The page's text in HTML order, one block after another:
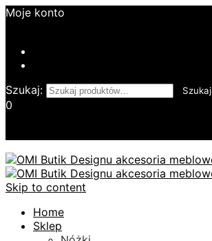
Moje konto
Szukaj:
Szukaj
0
Skip to content
Home
Sklep